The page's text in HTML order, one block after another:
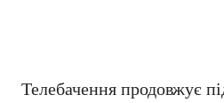
Телебачення продовжує